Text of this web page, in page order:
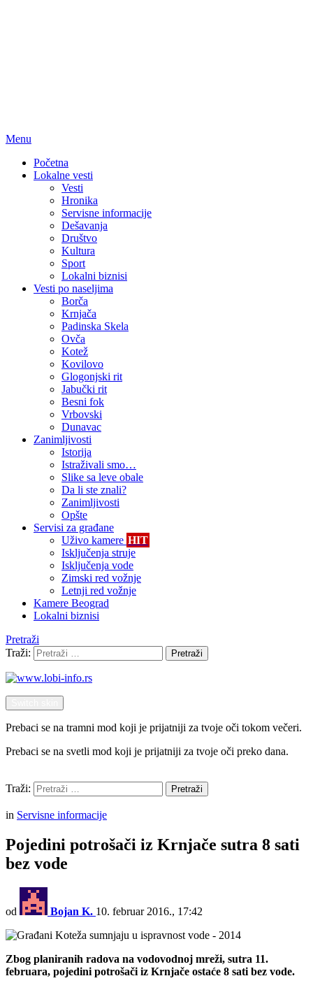
Menu
Početna
Lokalne vesti
Vesti
Hronika
Servisne informacije
Dešavanja
Društvo
Kultura
Sport
Lokalni biznisi
Vesti po naseljima
Borča
Krnjača
Padinska Skela
Ovča
Kotež
Kovilovo
Glogonjski rit
Jabučki rit
Besni fok
Vrbovski
Dunavac
Zanimljivosti
Istorija
Istraživali smo…
Slike sa leve obale
Da li ste znali?
Zanimljivosti
Opšte
Servisi za građane
Uživo kamere HIT
Isključenja struje
Isključenja vode
Zimski red vožnje
Letnji red vožnje
Kamere Beograd
Lokalni biznisi
Pretraži
Traži:
Pretraži
Prebaci se na tramni mod koji je prijatniji za tvoje oči tokom večeri.
Prebaci se na svetli mod koji je prijatniji za tvoje oči preko dana.
Traži:
Pretraži
in Servisne informacije
Pojedini potrošači iz Krnjače sutra 8 sati
bez vode
od Bojan K. 10. februar 2016., 17:42
Zbog planiranih radova na vodovodnoj mreži, sutra 11.
februara, pojedini potrošači iz Krnjače ostaće 8 sati bez vode.